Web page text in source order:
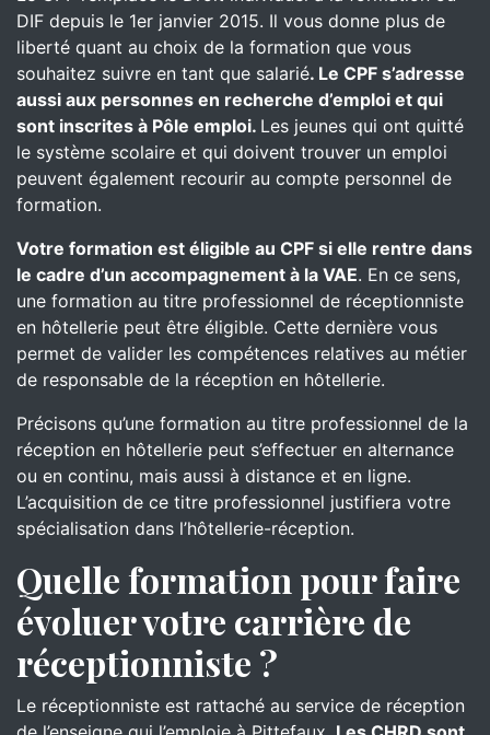
DIF depuis le 1er janvier 2015. Il vous donne plus de
liberté quant au choix de la formation que vous
souhaitez suivre en tant que salarié. Le CPF s’adresse
aussi aux personnes en recherche d’emploi et qui
sont inscrites à Pôle emploi. Les jeunes qui ont quitté
le système scolaire et qui doivent trouver un emploi
peuvent également recourir au compte personnel de
formation.
Votre formation est éligible au CPF si elle rentre dans
le cadre d’un accompagnement à la VAE. En ce sens,
une formation au titre professionnel de réceptionniste
en hôtellerie peut être éligible. Cette dernière vous
permet de valider les compétences relatives au métier
de responsable de la réception en hôtellerie.
Précisons qu’une formation au titre professionnel de la
réception en hôtellerie peut s’effectuer en alternance
ou en continu, mais aussi à distance et en ligne.
L’acquisition de ce titre professionnel justifiera votre
spécialisation dans l’hôtellerie-réception.
Quelle formation pour faire
évoluer votre carrière de
réceptionniste ?
Le réceptionniste est rattaché au service de réception